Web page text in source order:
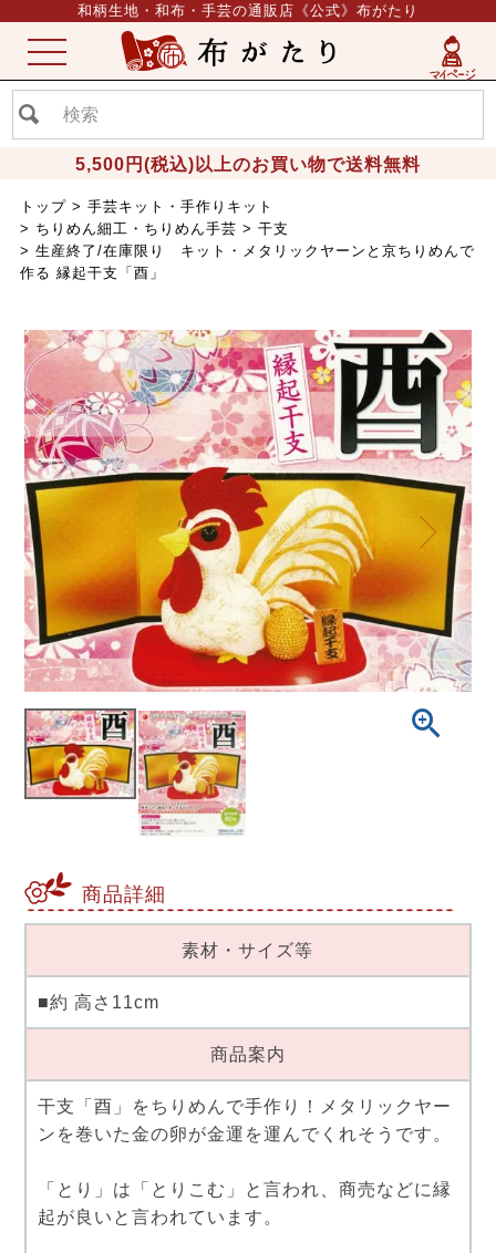
和柄生地・和布・手芸の通販店《公式》布がたり
5,500円(税込)以上のお買い物で送料無料
ME
NU
トップ
手芸キット・手作りキット
ちりめん細工・ちりめん手芸
干支
生産終了/在庫限り キット・メタリックヤーンと京ちりめんで
作る 縁起干支「酉」
商品詳細
素材・サイズ等
■約 高さ11cm
商品案内
干支「酉」をちりめんで手作り！メタリックヤー
ンを巻いた金の卵が金運を運んでくれそうです。
「とり」は「とりこむ」と言われ、商売などに縁
起が良いと言われています。